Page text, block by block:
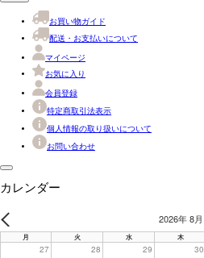
お買い物ガイド
配送・お支払いについて
マイページ
お気に入り
会員登録
特定商取引法表示
個人情報の取り扱いについて
お問い合わせ
カレンダー
2026年 8月
月 火 水 木
27 28 29 30